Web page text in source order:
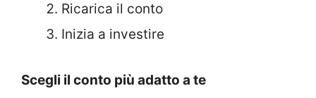
Ricarica il conto
Inizia a investire
Scegli il conto più adatto a te